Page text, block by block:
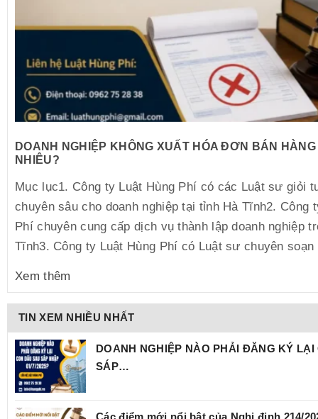
DOANH NGHIỆP KHÔNG XUẤT HÓA ĐƠN BÁN
NHIÊU?
Mục lục1. Công ty Luật Hùng Phí có các Luật sư giỏi
chuyên sâu cho doanh nghiệp tại tỉnh Hà Tĩnh2. Công
Phí chuyên cung cấp dịch vụ thành lập doanh nghiệp
Tĩnh3. Công ty Luật Hùng Phí có Luật sư chuyên soạn
Xem thêm
TIN XEM NHIỀU NHẤT
DOANH NGHIỆP NÀO PHẢI ĐĂNG KÝ LẠI
SÁP…
Các điểm mới nổi bật của Nghị định 214/